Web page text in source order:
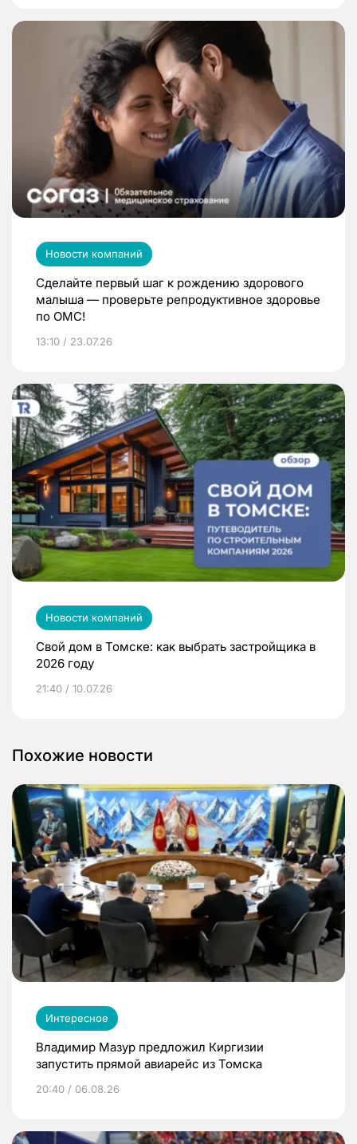
Новости компаний
Сделайте первый шаг к рождению здорового
малыша — проверьте репродуктивное здоровье
по ОМС!
13:10 / 23.07.26
Новости компаний
Свой дом в Томске: как выбрать застройщика в
2026 году
21:40 / 10.07.26
Похожие новости
Интересное
Владимир Мазур предложил Киргизии
запустить прямой авиарейс из Томска
20:40 / 06.08.26